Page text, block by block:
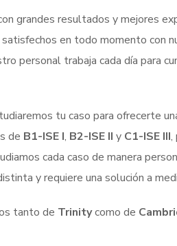
grandes resultados y mejores
en todo momento con
personal trabaja cada día para
tu caso para ofrecerte
de B1-ISE I, B2-ISE II y C1-ISE III,
cada caso de manera
y requiere una solución a
tanto de Trinitycomo de